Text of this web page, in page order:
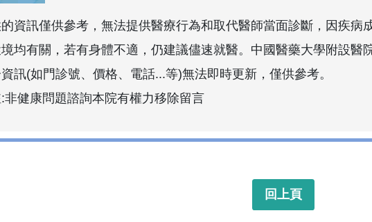
資訊僅供參考，無法提供醫療行為和取代醫師當面診斷，因疾病
均有關，若有身體不適，仍建議儘速就醫。中國醫藥大學附設醫
訊(如門診號、價格、電話...等)無法即時更新，僅供參考。
非健康問題諮詢本院有權力移除留言
回上頁